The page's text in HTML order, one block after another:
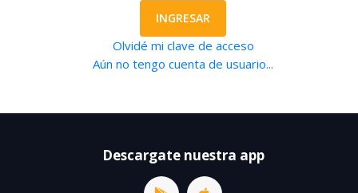
INGRESAR
Olvidé mi clave de acceso
Aún no tengo cuenta de usuario...
Descargate nuestra app